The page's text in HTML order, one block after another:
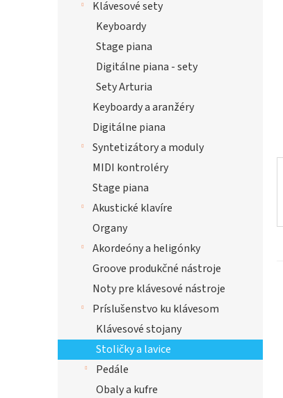
Klávesové sety
Keyboardy
Stage piana
Digitálne piana - sety
Sety Arturia
Keyboardy a aranžéry
Digitálne piana
Syntetizátory a moduly
MIDI kontroléry
Stage piana
Akustické klavíre
Organy
Akordeóny a heligónky
Groove produkčné nástroje
Noty pre klávesové nástroje
Príslušenstvo ku klávesom
Klávesové stojany
Stoličky a lavice
Pedále
Obaly a kufre